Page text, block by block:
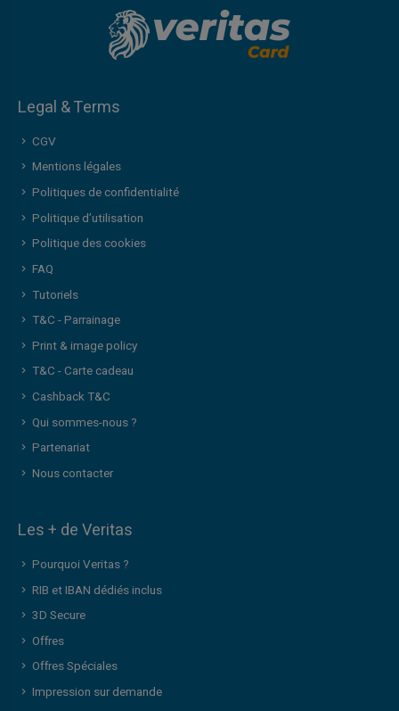
Legal & Terms
CGV
Mentions légales
Politiques de confidentialité
Politique d’utilisation
Politique des cookies
FAQ
Tutoriels
T&C - Parrainage
Print & image policy
T&C - Carte cadeau
Cashback T&C
Qui sommes-nous ?
Partenariat
Nous contacter
Les + de Veritas
Pourquoi Veritas ?
RIB et IBAN dédiés inclus
3D Secure
Offres
Offres Spéciales
Impression sur demande